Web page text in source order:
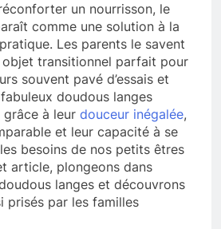
un nourrisson, le
comme une solution à la
Les parents le savent
objet transitionnel parfait pour
souvent pavé d’essais et
doudous langes
à leur douceur inégalée,
et leur capacité à se
besoins de nos petits êtres
article, plongeons dans
langes et découvrons
prisés par les familles